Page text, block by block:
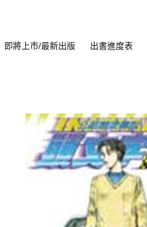
即將上市/最新出版 出書進度表